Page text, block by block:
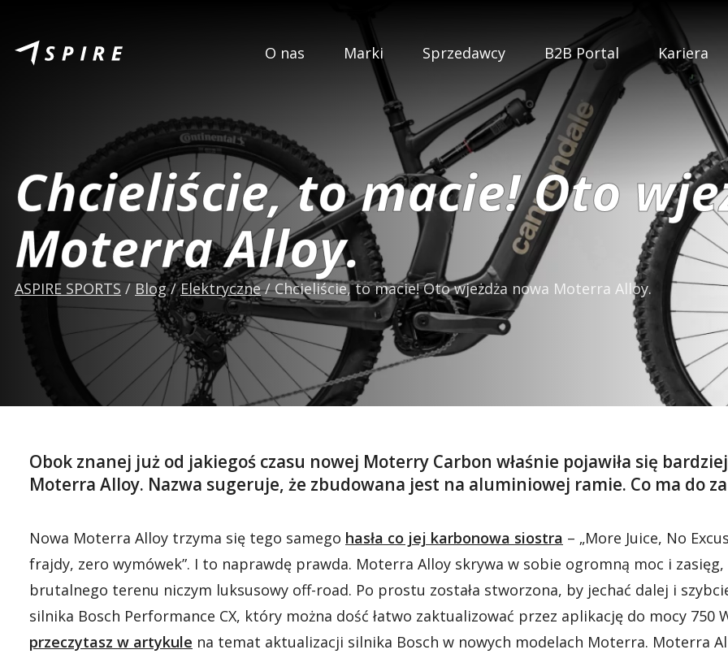
O nas Marki Sprzedawcy B2B Portal Kariera
Chcieliście, to macie! Oto
Moterra Alloy.
ASPIRE SPORTS / Blog / Elektryczne / Chcieliście, to macie! Oto wjeżdża nowa Moterra Alloy.
Obok znanej już od jakiegoś czasu nowej Moterry Carbon właśnie pojawiła się
Moterra Alloy. Nazwa sugeruje, że zbudowana jest na aluminiowej ramie. Co ma do
Nowa Moterra Alloy trzyma się tego samego hasła co jej karbonowa siostra – „More Juice, No
frajdy, zero wymówek”. I to naprawdę prawda. Moterra Alloy skrywa w sobie ogromną moc i
brutalnego terenu niczym luksusowy off-road. Po prostu została stworzona, by jechać dalej i
silnika Bosch Performance CX, który można dość łatwo zaktualizować przez aplikację do mocy
przeczytasz w artykule na temat aktualizacji silnika Bosch w nowych modelach Moterra. Moterra